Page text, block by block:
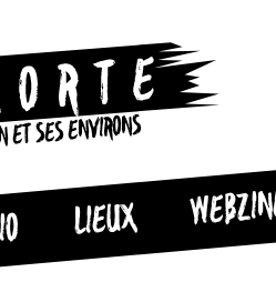
SES ENVIRONS
LIEUX